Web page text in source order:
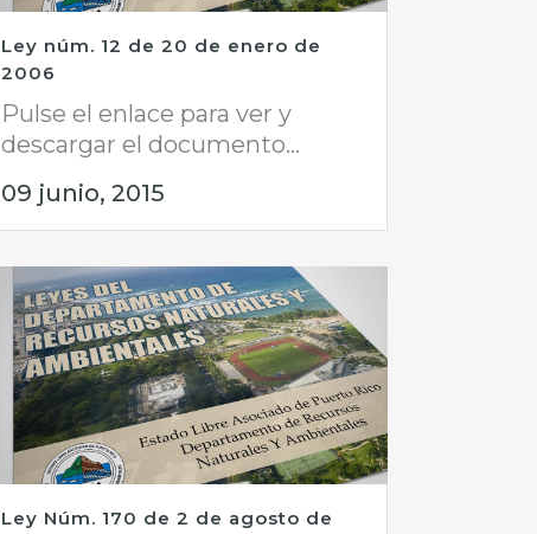
Ley núm. 12 de 20 de enero de
2006
Pulse el enlace para ver y
descargar el documento...
09 junio, 2015
Ley Núm. 170 de 2 de agosto de